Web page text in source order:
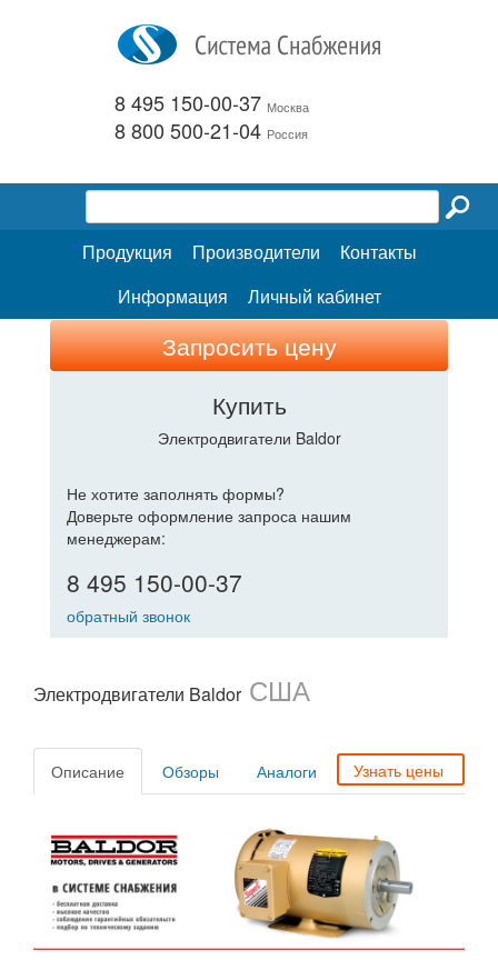
8 495 150-00-37 Москва
8 800 500-21-04 Россия
Продукция Производители
Контакты
Информация
Личный кабинет
Запросить цену
Купить
Электродвигатели Baldor
Не хотите заполнять формы?
Доверьте оформление запроса нашим
менеджерам:
8 495 150-00-37
обратный звонок
Электродвигатели BaldorСША
Описание Обзоры Аналоги Узнать цены